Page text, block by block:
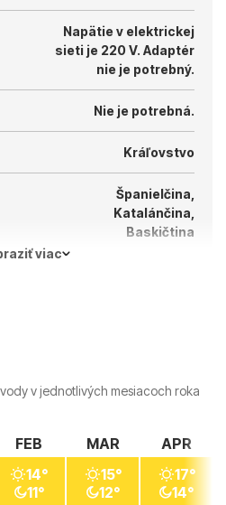
Napätie v elektrickej
sieti je 220 V. Adaptér
nie je potrebný.
Nie je potrebná.
Kráľovstvo
Španielčina,
Katalánčina,
Baskičtina
viac
v jednotlivých mesiacoch roka
FEB
14°
11°
MAR
15°
12°
APR
17°
14°